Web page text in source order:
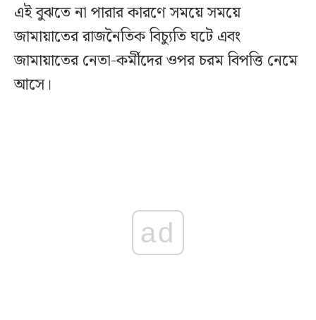
এই বুঝতে না পারার কারণে সময়ে সময়ে
জামায়াতের রাজনৈতিক বিচ্যুতি ঘটে এবং
জামায়াতের নেতা-কর্মীদের ওপর চরম বিপত্তি নেমে
আসে।
ad